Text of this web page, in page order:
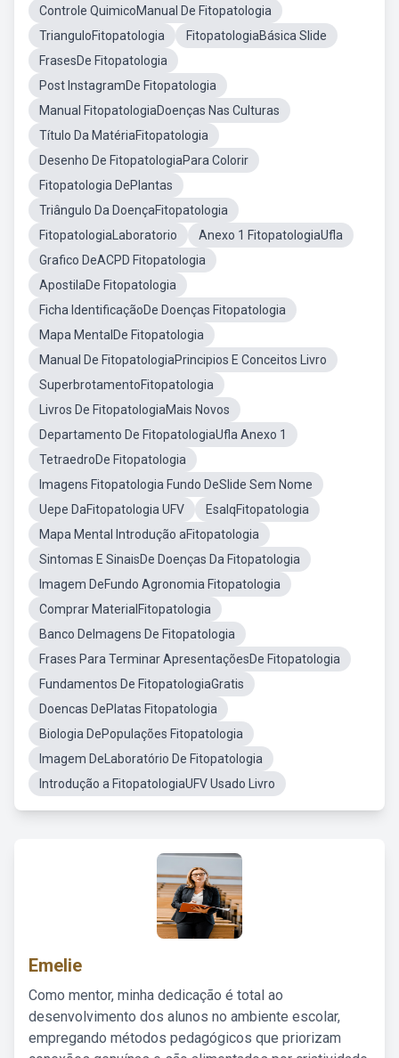
Controle QuimicoManual De Fitopatologia
TrianguloFitopatologia
FitopatologiaBásica Slide
FrasesDe Fitopatologia
Post InstagramDe Fitopatologia
Manual FitopatologiaDoenças Nas Culturas
Título Da MatériaFitopatologia
Desenho De FitopatologiaPara Colorir
Fitopatologia DePlantas
Triângulo Da DoençaFitopatologia
FitopatologiaLaboratorio
Anexo 1 FitopatologiaUfla
Grafico DeACPD Fitopatologia
ApostilaDe Fitopatologia
Ficha IdentificaçãoDe Doenças Fitopatologia
Mapa MentalDe Fitopatologia
Manual De FitopatologiaPrincipios E Conceitos Livro
SuperbrotamentoFitopatologia
Livros De FitopatologiaMais Novos
Departamento De FitopatologiaUfla Anexo 1
TetraedroDe Fitopatologia
Imagens Fitopatologia Fundo DeSlide Sem Nome
Uepe DaFitopatologia UFV
EsalqFitopatologia
Mapa Mental Introdução aFitopatologia
Sintomas E SinaisDe Doenças Da Fitopatologia
Imagem DeFundo Agronomia Fitopatologia
Comprar MaterialFitopatologia
Banco DeImagens De Fitopatologia
Frases Para Terminar ApresentaçõesDe Fitopatologia
Fundamentos De FitopatologiaGratis
Doencas DePlatas Fitopatologia
Biologia DePopulações Fitopatologia
Imagem DeLaboratório De Fitopatologia
Introdução a FitopatologiaUFV Usado Livro
Emelie
Como mentor, minha dedicação é total ao
desenvolvimento dos alunos no ambiente escolar,
empregando métodos pedagógicos que priorizam